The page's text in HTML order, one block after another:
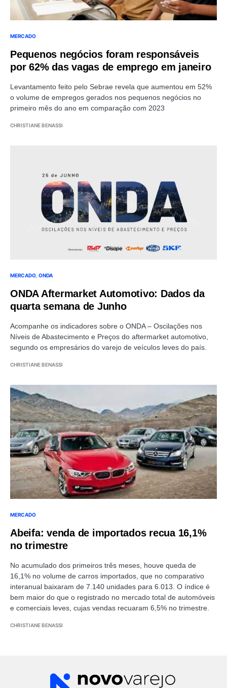
MERCADO
Pequenos negócios foram responsáveis
por 62% das vagas de emprego em janeiro
Levantamento feito pelo Sebrae revela que aumentou em 52%
o volume de empregos gerados nos pequenos negócios no
primeiro mês do ano em comparação com 2023
CHRISTIANE BENASSI
MERCADO ONDA
ONDA Aftermarket Automotivo: Dados da
quarta semana de Junho
Acompanhe os indicadores sobre o ONDA – Oscilações nos
Níveis de Abastecimento e Preços do aftermarket automotivo,
segundo os empresários do varejo de veículos leves do país.
CHRISTIANE BENASSI
MERCADO
Abeifa: venda de importados recua 16,1%
no trimestre
No acumulado dos primeiros três meses, houve queda de
16,1% no volume de carros importados, que no comparativo
interanual baixaram de 7.140 unidades para 6.013. O índice é
bem maior do que o registrado no mercado total de automóveis
e comerciais leves, cujas vendas recuaram 6,5% no trimestre.
CHRISTIANE BENASSI